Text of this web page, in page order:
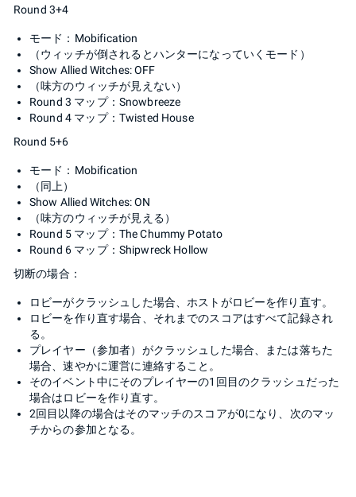
Round 3+4
モード：Mobification
（ウィッチが倒されるとハンターになっていくモード）
Show Allied Witches: OFF
（味方のウィッチが見えない）
Round 3 マップ：Snowbreeze
Round 4 マップ：Twisted House
Round 5+6
モード：Mobification
（同上）
Show Allied Witches: ON
（味方のウィッチが見える）
Round 5 マップ：The Chummy Potato
Round 6 マップ：Shipwreck Hollow
切断の場合：
ロビーがクラッシュした場合、ホストがロビーを作り直す。
ロビーを作り直す場合、それまでのスコアはすべて記録され
る。
プレイヤー（参加者）がクラッシュした場合、または落ちた
場合、速やかに運営に連絡すること。
そのイベント中にそのプレイヤーの1回目のクラッシュだった
場合はロビーを作り直す。
2回目以降の場合はそのマッチのスコアが0になり、次のマッ
チからの参加となる。